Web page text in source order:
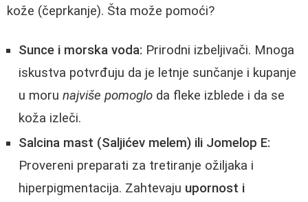
kože (čeprkanje). Šta može pomoći?
Sunce i morska voda: Prirodni izbeljivači. Mnoga
iskustva potvrđuju da je letnje sunčanje i kupanje
u moru najviše pomoglo da fleke izblede i da se
koža izleči.
Salcina mast (Saljićev melem) ili Jomelop E:
Provereni preparati za tretiranje ožiljaka i
hiperpigmentacija. Zahtevaju upornost i